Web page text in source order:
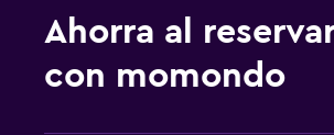
Ahorra al
con momondo